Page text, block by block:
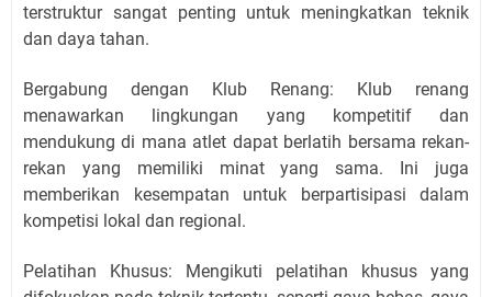
terstruktur sangat penting untuk meningkatkan teknik
dan daya tahan.
Bergabung dengan Klub Renang: Klub renang
menawarkan lingkungan yang kompetitif dan
mendukung di mana atlet dapat berlatih bersama rekan-
rekan yang memiliki minat yang sama. Ini juga
memberikan kesempatan untuk berpartisipasi dalam
kompetisi lokal dan regional.
Pelatihan Khusus: Mengikuti pelatihan khusus yang